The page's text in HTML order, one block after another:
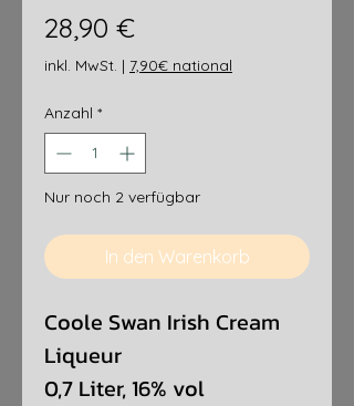
28,90 €Preis
inkl. MwSt. | 7,90€ national
Anzahl *
Nur noch 2 verfügbar
In den Warenkorb
Coole Swan Irish Cream
Liqueur
0,7 Liter, 16% vol